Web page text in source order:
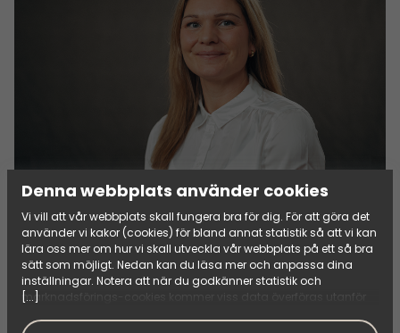
Denna webbplats använder cookies
[...]
Vi vill att vår webbplats skall fungera bra för dig. För att göra det
använder vi kakor (cookies) för bland annat statistik så att vi kan
lära oss mer om hur vi skall utveckla vår webbplats på ett så bra
sätt som möjligt. Nedan kan du läsa mer och anpassa dina
inställningar. Notera att när du godkänner statistik och
marknadsförings-cookies kommer viss data överföras utanför
exakt. Till exempel uppfyller inte USA:s lagstiftning alla de krav
Åsa Rang
Skicka e-post